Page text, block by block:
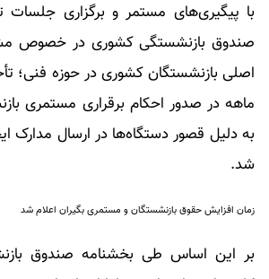
با پیگیری‌های مستمر و برگزاری
صندوق بازنشستگی کشوری در خصوص
اصلی بازنشستگان کشوری در حوزه فنی؛
ماهه در صدور احکام برقراری مستمری
به دلیل قصور دستگاه‌ها در ارسال مدارک
شد.
زمان افزایش حقوق بازنشستگان و مستمری بگیران اعلام شد
بر این اساس طی بخشنامه صندوق